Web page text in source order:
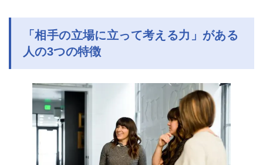
「相手の立場に立って考える力」 がある
人の3つの特徴